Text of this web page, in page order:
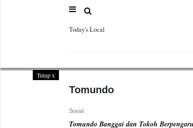
Today's Local
Tutupx
Tomundo
Sosial
Tomundo Banggai dan Tokoh